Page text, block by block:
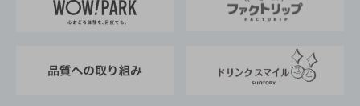
地域情報
サントリーサンバーズ大阪
サントリーが考えるサステナビリティ経営
企業概要